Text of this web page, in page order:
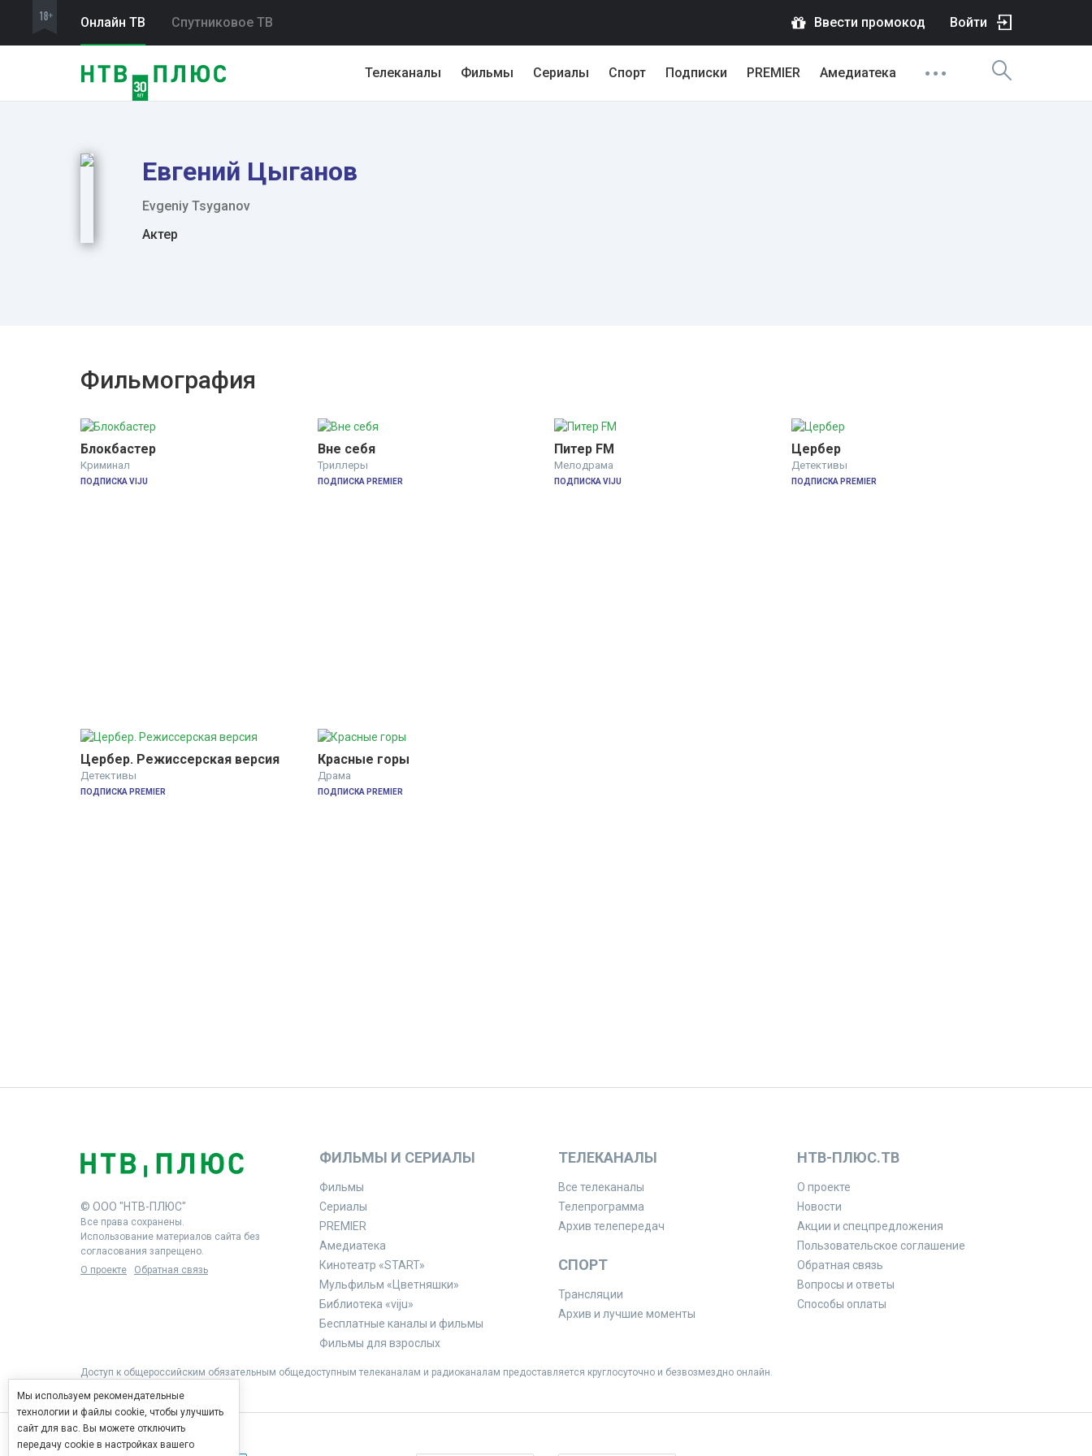
Онлайн ТВ Спутниковое ТВ Ввести промокод Войти
Телеканалы Фильмы Сериалы Спорт Подписки PREMIER Амедиатека
Евгений Цыганов
Evgeniy Tsyganov
Актер
Фильмография
Блокбастер
Криминал
ПОДПИСКА VIJU
Вне себя
Триллеры
ПОДПИСКА PREMIER
Питер FM
Мелодрама
ПОДПИСКА VIJU
Цербер
Детективы
ПОДПИСКА PREMIER
Цербер. Режиссерская версия
Детективы
ПОДПИСКА PREMIER
Красные горы
Драма
ПОДПИСКА PREMIER
© ООО "НТВ-ПЛЮС"
Все права сохранены.
Использование материалов сайта без
согласования запрещено.
О проекте
Обратная связь
ФИЛЬМЫ И СЕРИАЛЫ
Фильмы
Сериалы
PREMIER
Амедиатека
Кинотеатр «START»
Мульфильм «Цветняшки»
Библиотека «viju»
Бесплатные каналы и фильмы
Фильмы для взрослых
ТЕЛЕКАНАЛЫ
Все телеканалы
Телепрограмма
Архив телепередач
СПОРТ
Трансляции
Архив и лучшие моменты
НТВ-ПЛЮС.ТВ
О проекте
Новости
Акции и спецпредложения
Пользовательское соглашение
Обратная связь
Вопросы и ответы
Способы оплаты
Доступ к общероссийским обязательным общедоступным телеканалам и радиоканалам предоставляется круглосуточно и безвозмездно онлайн.
Мы используем рекомендательные
технологии и файлы cookie, чтобы улучшить
сайт для вас. Вы можете отключить
передачу cookie в настройках вашего